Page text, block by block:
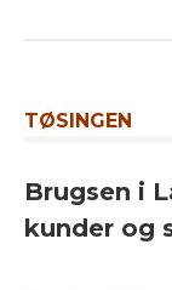
TØSINGEN
Brugsen i
kunder og